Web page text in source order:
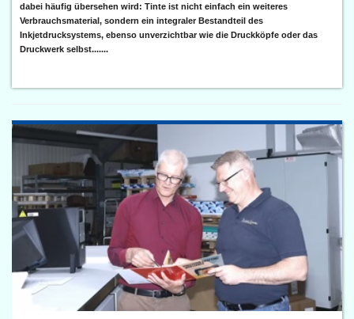
dabei häufig übersehen wird: Tinte ist nicht einfach ein weiteres
Verbrauchsmaterial, sondern ein integraler Bestandteil des
Inkjetdrucksystems, ebenso unverzichtbar wie die Druckköpfe oder das
Druckwerk selbst.......